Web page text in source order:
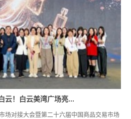
云！白云美湾广场亮...
场对接大会暨第二十六届中国商品交易市场